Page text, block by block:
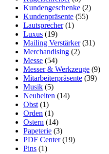
Kundengeschenke (2)
Kundenpräsente (55)
Lautsprecher(1)
Luxus (19)
Mailing Verstärker(31)
Merchandising (2)
Messe (54)
Messer & Werkzeuge (9)
Mitarbeiterpräsente (39)
Musik (5)
Neuheiten (14)
Obst (1)
Orden (1)
Ostern (14)
Papeterie (3)
PDF Center(19)
Pins (1)